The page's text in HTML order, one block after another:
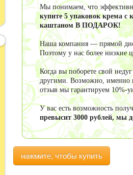
Мы понимаем, что
купите 5 упаковок крема с
каштаном В ПОДАРОК!
Наша компания — прямой
Поэтому у нас более низкие
Когда вы поборете свой
другими. Возможно, именно
отзыв мы гарантируем 10%-
У вас есть возможность
превысит 3000 рублей, мы
нажмите, чтобы купить